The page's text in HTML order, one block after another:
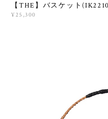
【THE】バスケット
¥25,300